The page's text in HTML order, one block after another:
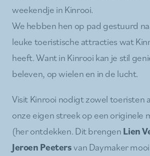
weekendje in Kinrooi.
We hebben hen op pad gestuurd
leuke toeristische attracties wat
heeft. Want in Kinrooi kan je stil
beleven, op wielen en in de lucht.
Visit Kinrooi nodigt zowel toeristen
onze eigen streek op een originele
(her ontdekken. Dit brengen Lien
Jeroen Peetersvan Daymaker